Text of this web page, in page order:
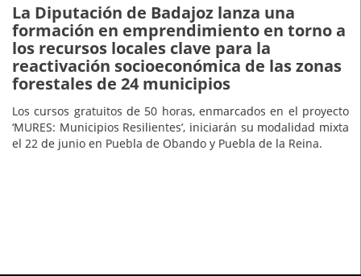
La Diputación de Badajoz lanza una
formación en emprendimiento en torno a
los recursos locales clave para la
reactivación socioeconómica de las zonas
forestales de 24 municipios
Los cursos gratuitos de 50 horas, enmarcados en el proyecto
‘MURES: Municipios Resilientes’, iniciarán su modalidad mixta
el 22 de junio en Puebla de Obando y Puebla de la Reina.